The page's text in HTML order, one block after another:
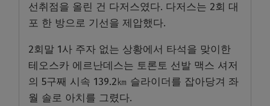
선취점을 올린 건 다저스였다. 다저스는 2회 대
포 한 방으로 기선을 제압했다.
2회말 1사 주자 없는 상황에서 타석을 맞이한
테오스카 에르난데스는 토론토 선발 맥스 셔저
의 5구째 시속 139.2㎞ 슬라이더를 잡아당겨 좌
월 솔로 아치를 그렸다.